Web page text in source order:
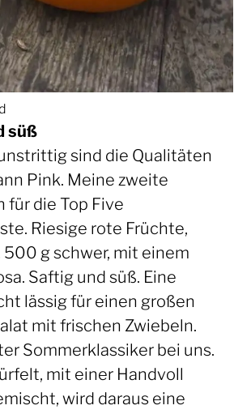
süß
sind die Qualitäten
Pink. Meine zweite
für die Top Five
Riesige rote Früchte,
500 g schwer, mit einem
Saftig und süß. Eine
lässig für einen großen
mit frischen Zwiebeln.
Sommerklassiker bei uns.
mit einer Handvoll
wird daraus eine